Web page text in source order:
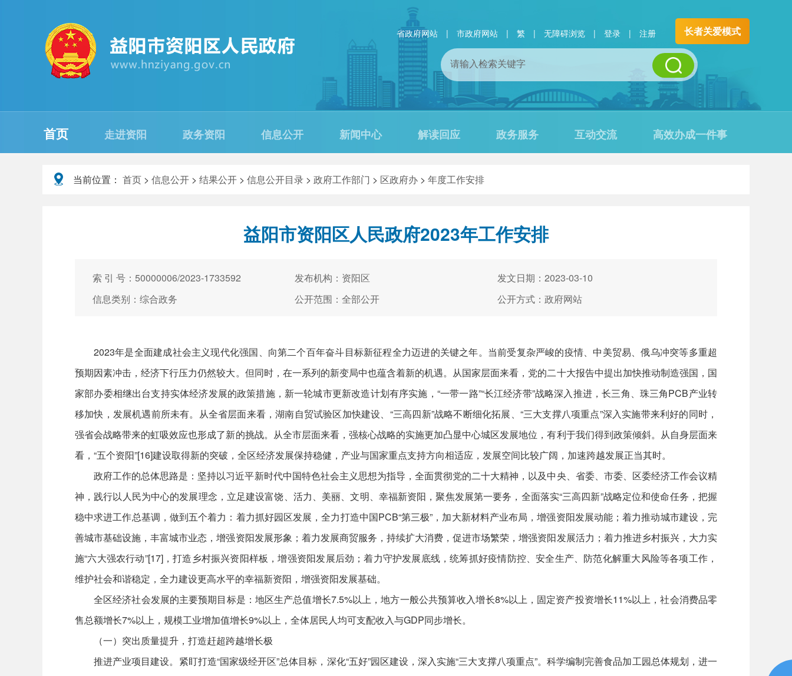
省政府网站 | 市政府网站 | 繁 | 无障碍浏览 | 登录 | 注册 长者关爱模式
首页 走进资阳 政务资阳 信息公开 新闻中心 解读回应 政务服务 互动交流 高效办成一件事
当前位置： 首页 > 信息公开 > 结果公开 > 信息公开目录 > 政府工作部门 > 区政府办 > 年度工作安排
益阳市资阳区人民政府2023年工作安排
索 引 号：50000006/2023-1733592 发布机构：资阳区
发文日期：2023-03-10
信息类别：综合政务
公开范围：全部公开 公开方式：政府网站
2023年是全面建成社会主义现代化强国、向第二个百年奋斗目标新征程全力迈进的关键之年。当前受复杂严峻的疫情、中美贸易、俄乌冲突等多重超
预期因素冲击，经济下行压力仍然较大。但同时，在一系列的新变局中也蕴含着新的机遇。从国家层面来看，党的二十大报告中提出加快推动制造强国，国
家部办委相继出台支持实体经济发展的政策措施，新一轮城市更新改造计划有序实施，“一带一路”“长江经济带”战略深入推进，长三角、珠三角PCB产业转
移加快，发展机遇前所未有。从全省层面来看，湖南自贸试验区加快建设、“三高四新”战略不断细化拓展、“三大支撑八项重点”深入实施带来利好的同时，
强省会战略带来的虹吸效应也形成了新的挑战。从全市层面来看，强核心战略的实施更加凸显中心城区发展地位，有利于我们得到政策倾斜。从自身层面来
看，“五个资阳”[16]建设取得新的突破，全区经济发展保持稳健，产业与国家重点支持方向相适应，发展空间比较广阔，加速跨越发展正当其时。
政府工作的总体思路是：坚持以习近平新时代中国特色社会主义思想为指导，全面贯彻党的二十大精神，以及中央、省委、市委、区委经济工作会议精
神，践行以人民为中心的发展理念，立足建设富饶、活力、美丽、文明、幸福新资阳，聚焦发展第一要务，全面落实“三高四新”战略定位和使命任务，把握
稳中求进工作总基调，做到五个着力：着力抓好园区发展，全力打造中国PCB“第三极”，加大新材料产业布局，增强资阳发展动能；着力推动城市建设，完
善城市基础设施，丰富城市业态，增强资阳发展形象；着力发展商贸服务，持续扩大消费，促进市场繁荣，增强资阳发展活力；着力推进乡村振兴，大力实
施“六大强农行动”[17]，打造乡村振兴资阳样板，增强资阳发展后劲；着力守护发展底线，统筹抓好疫情防控、安全生产、防范化解重大风险等各项工作，
维护社会和谐稳定，全力建设更高水平的幸福新资阳，增强资阳发展基础。
全区经济社会发展的主要预期目标是：地区生产总值增长7.5%以上，地方一般公共预算收入增长8%以上，固定资产投资增长11%以上，社会消费品零
售总额增长7%以上，规模工业增加值增长9%以上，全体居民人均可支配收入与GDP同步增长。
（一）突出质量提升，打造赶超跨越增长极
推进产业项目建设。紧盯打造“国家级经开区”总体目标，深化“五好”园区建设，深入实施“三大支撑八项重点”。科学编制完善食品加工园总体规划，进一